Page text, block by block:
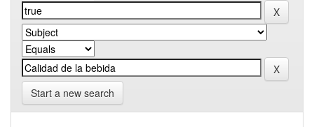
Start a new search